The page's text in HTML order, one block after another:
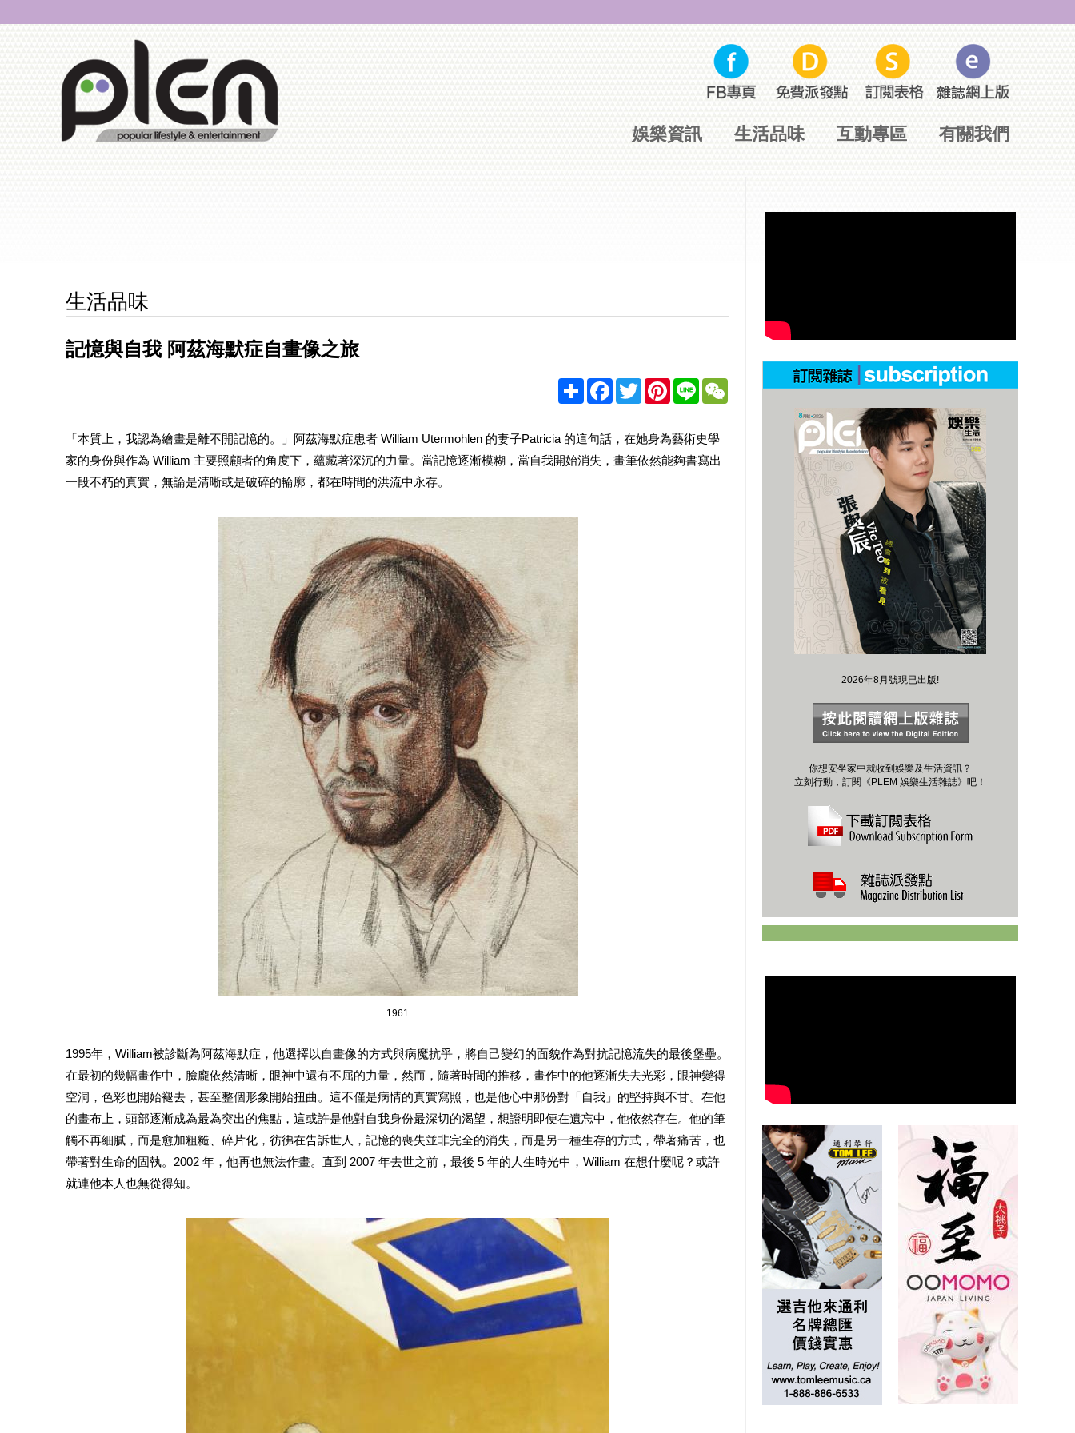
娛樂資訊 生活品味 互動專區 有關我們
生活品味
記憶與自我 阿茲海默症自畫像之旅
ShareFacebook
TwitterPinterest
Line WeChat
「本質上，我認為繪畫是離不開記憶的。」阿茲海默症患者 William Utermohlen 的妻子Patricia 的這句話，在她身為藝術史學
家的身份與作為 William 主要照顧者的角度下，蘊藏著深沉的力量。當記憶逐漸模糊，當自我開始消失，畫筆依然能夠書寫出
一段不朽的真實，無論是清晰或是破碎的輪廓，都在時間的洪流中永存。
1961
1995年，William被診斷為阿茲海默症，他選擇以自畫像的方式與病魔抗爭，將自己變幻的面貌作為對抗記憶流失的最後堡壘。
在最初的幾幅畫作中，臉龐依然清晰，眼神中還有不屈的力量，然而，隨著時間的推移，畫作中的他逐漸失去光彩，眼神變得
空洞，色彩也開始褪去，甚至整個形象開始扭曲。這不僅是病情的真實寫照，也是他心中那份對「自我」的堅持與不甘。在他
的畫布上，頭部逐漸成為最為突出的焦點，這或許是他對自我身份最深切的渴望，想證明即便在遺忘中，他依然存在。他的筆
觸不再細膩，而是愈加粗糙、碎片化，彷彿在告訴世人，記憶的喪失並非完全的消失，而是另一種生存的方式，帶著痛苦，也
帶著對生命的固執。2002 年，他再也無法作畫。直到 2007 年去世之前，最後 5 年的人生時光中，William 在想什麼呢？或許
就連他本人也無從得知。
2026年8月號現已出版!
你想安坐家中就收到娛樂及生活資訊？
立刻行動，訂閱《PLEM 娛樂生活雜誌》吧！